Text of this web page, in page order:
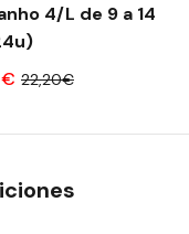
4/L de 9 a 14
22,20€